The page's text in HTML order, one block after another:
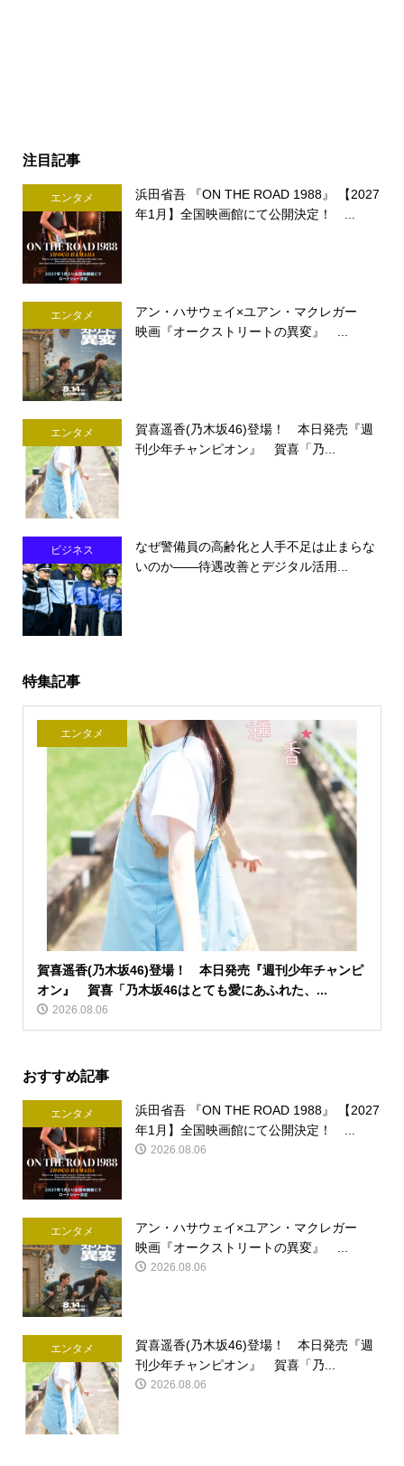
注目記事
エンタメ
浜田省吾 『ON THE ROAD 1988』 【2027
年1月】全国映画館にて公開決定！ ...
エンタメ
アン・ハサウェイ×ユアン・マクレガー
映画『オークストリートの異変』 ...
エンタメ
賀喜遥香(乃木坂46)登場！ 本日発売『週
刊少年チャンピオン』 賀喜「乃...
ビジネス
なぜ警備員の高齢化と人手不足は止まらな
いのか――待遇改善とデジタル活用...
特集記事
エンタメ
賀喜遥香(乃木坂46)登場！ 本日発売『週刊少年チャンピ
オン』 賀喜「乃木坂46はとても愛にあふれた、...
2026.08.06
おすすめ記事
エンタメ
浜田省吾 『ON THE ROAD 1988』 【2027
年1月】全国映画館にて公開決定！ ...
2026.08.06
エンタメ
アン・ハサウェイ×ユアン・マクレガー
映画『オークストリートの異変』 ...
2026.08.06
エンタメ
賀喜遥香(乃木坂46)登場！ 本日発売『週
刊少年チャンピオン』 賀喜「乃...
2026.08.06